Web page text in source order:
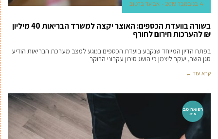
4 בנובמבר 2019 אביעד ברטוב
בשורה בוועדת הכספים: האוצר יקצה למשרד הבריאות 40 מיליון
₪ להערכות חירום לחורף
בפתח הדיון המיוחד שנקבע בועדת הכספים בנוגע למצב מערכת הבריאות הודיע
סגן השר, יעקב ליצמן כי הושג סיכון עקרוני הבוקר
קרא עוד ←
רפואה טב
עית